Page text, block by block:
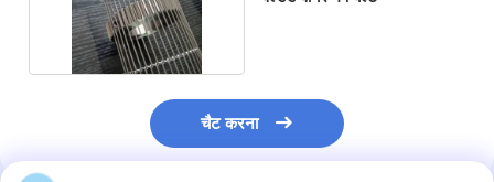
चैट करना